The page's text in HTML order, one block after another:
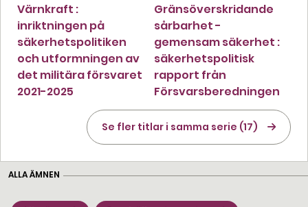
Värnkraft :
inriktningen på
säkerhetspolitiken
och utformningen av
det militära försvaret
2021-2025
Gränsöverskridande
sårbarhet -
gemensam säkerhet :
säkerhetspolitisk
rapport från
Försvarsberedningen
Se fler titlar i samma serie (17)
ALLA ÄMNEN